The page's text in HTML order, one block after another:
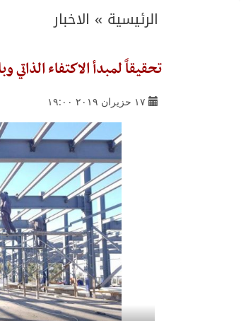
الرئيسية » الاخبار
تحقيقاً لمبدأ الاكتفاء
١٧ حزيران ٢٠١٩ ١٩:٠٠